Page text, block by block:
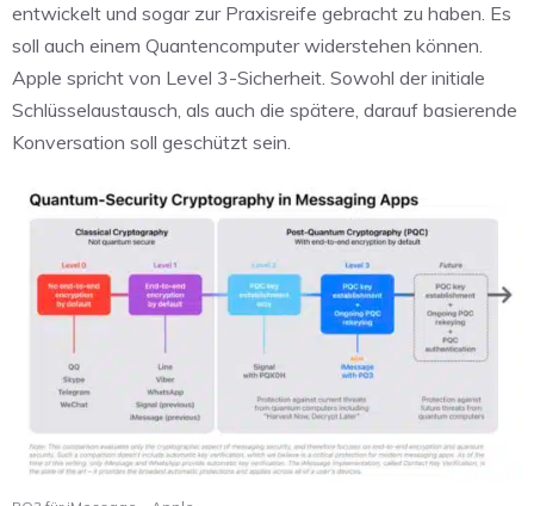
entwickelt und sogar zur Praxisreife gebracht zu haben. Es
soll auch einem Quantencomputer widerstehen können.
Apple spricht von Level 3-Sicherheit. Sowohl der initiale
Schlüsselaustausch, als auch die spätere, darauf basierende
Konversation soll geschützt sein.